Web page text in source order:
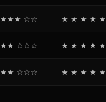
★★★ ☆☆ ★ ★ ★ ★ ★
★★ ☆☆☆ ★ ★ ★ ★ ★
★★ ☆☆☆ ★ ★ ★ ★ ★